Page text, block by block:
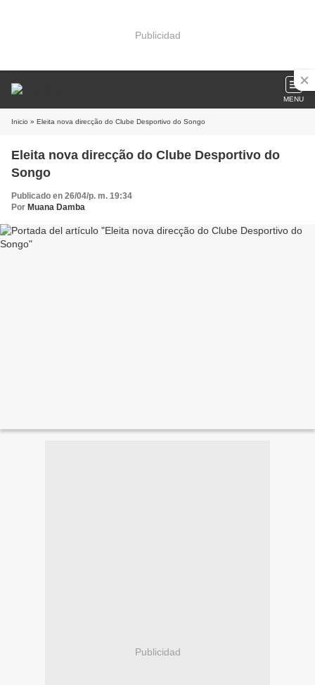
Publicidad
MENU
Inicio » Eleita nova direcção do Clube Desportivo do Songo
Eleita nova direcção do Clube Desportivo do
Songo
Publicado en 26/04/p. m. 19:34
Por Muana Damba
Publicidad